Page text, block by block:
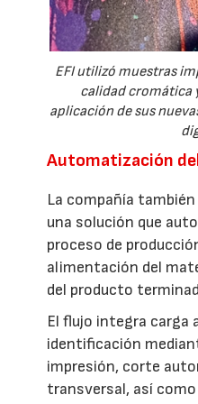
EFI utilizó muestras
calidad cromática
aplicación de sus
Automatización
La compañía
una solución que
proceso de
alimentación del
del producto
El flujo integra carga
identificación
impresión, corte
transversal, así